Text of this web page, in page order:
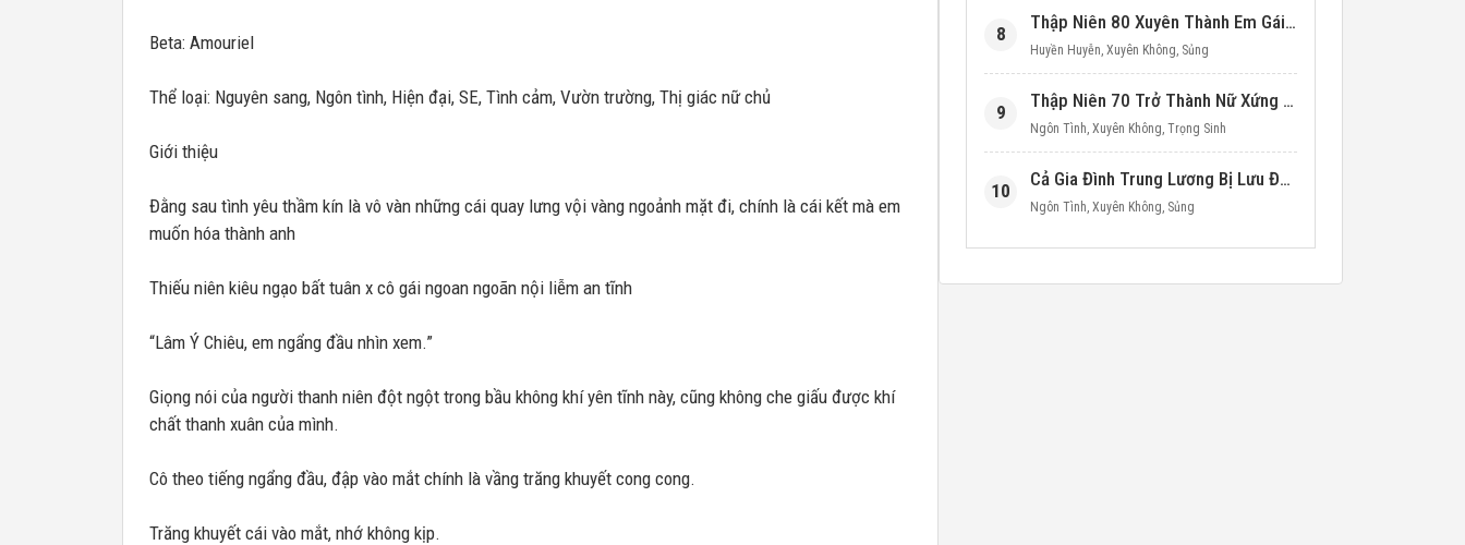
Beta: Amouriel
Thể loại: Nguyên sang, Ngôn tình, Hiện đại, SE, Tình cảm, Vườn trường, Thị giác nữ chủ
Giới thiệu
Đằng sau tình yêu thầm kín là vô vàn những cái quay lưng vội vàng ngoảnh mặt đi, chính là cái kết mà em
muốn hóa thành anh
Thiếu niên kiêu ngạo bất tuân x cô gái ngoan ngoãn nội liễm an tĩnh
“Lâm Ý Chiêu, em ngẩng đầu nhìn xem.”
Giọng nói của người thanh niên đột ngột trong bầu không khí yên tĩnh này, cũng không che giấu được khí
chất thanh xuân của mình.
Cô theo tiếng ngẩng đầu, đập vào mắt chính là vầng trăng khuyết cong cong.
Trăng khuyết cái vào mắt, nhớ không kịp.
8
Thập Niên 80 Xuyên Thành Em Gái Học Bá
Huyền Huyễn, Xuyên Không, Sủng
9
Thập Niên 70 Trở Thành Nữ Xứng Nuôi Con Làm Giàu
Ngôn Tình, Xuyên Không, Trọng Sinh
10
Cả Gia Đình Trung Lương Bị Lưu Đày, Ta Mang Không Gian Cứu Cả Nhà
Ngôn Tình, Xuyên Không, Sủng